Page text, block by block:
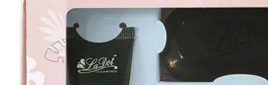
de
imágenes